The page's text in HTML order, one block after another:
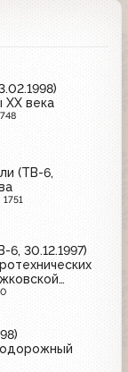
XX века
(ТВ-6,
1751
30.12.1997)